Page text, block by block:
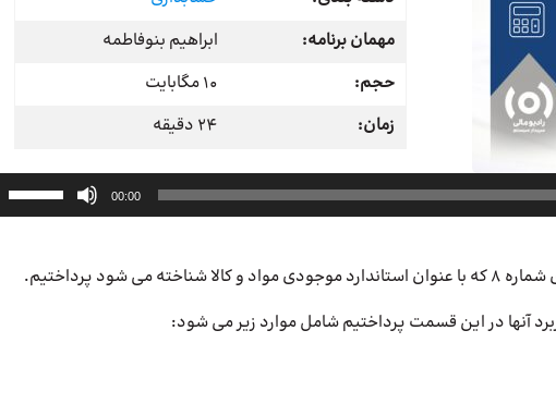
مهمان برنامه:
ابراهیم بنوفاطمه
حجم:
10 مگابایت
زمان:
24 دقیقه
00:00
شود پرداختیم.
آنها در این قسمت پرداختیم شامل موارد زیر می شود: